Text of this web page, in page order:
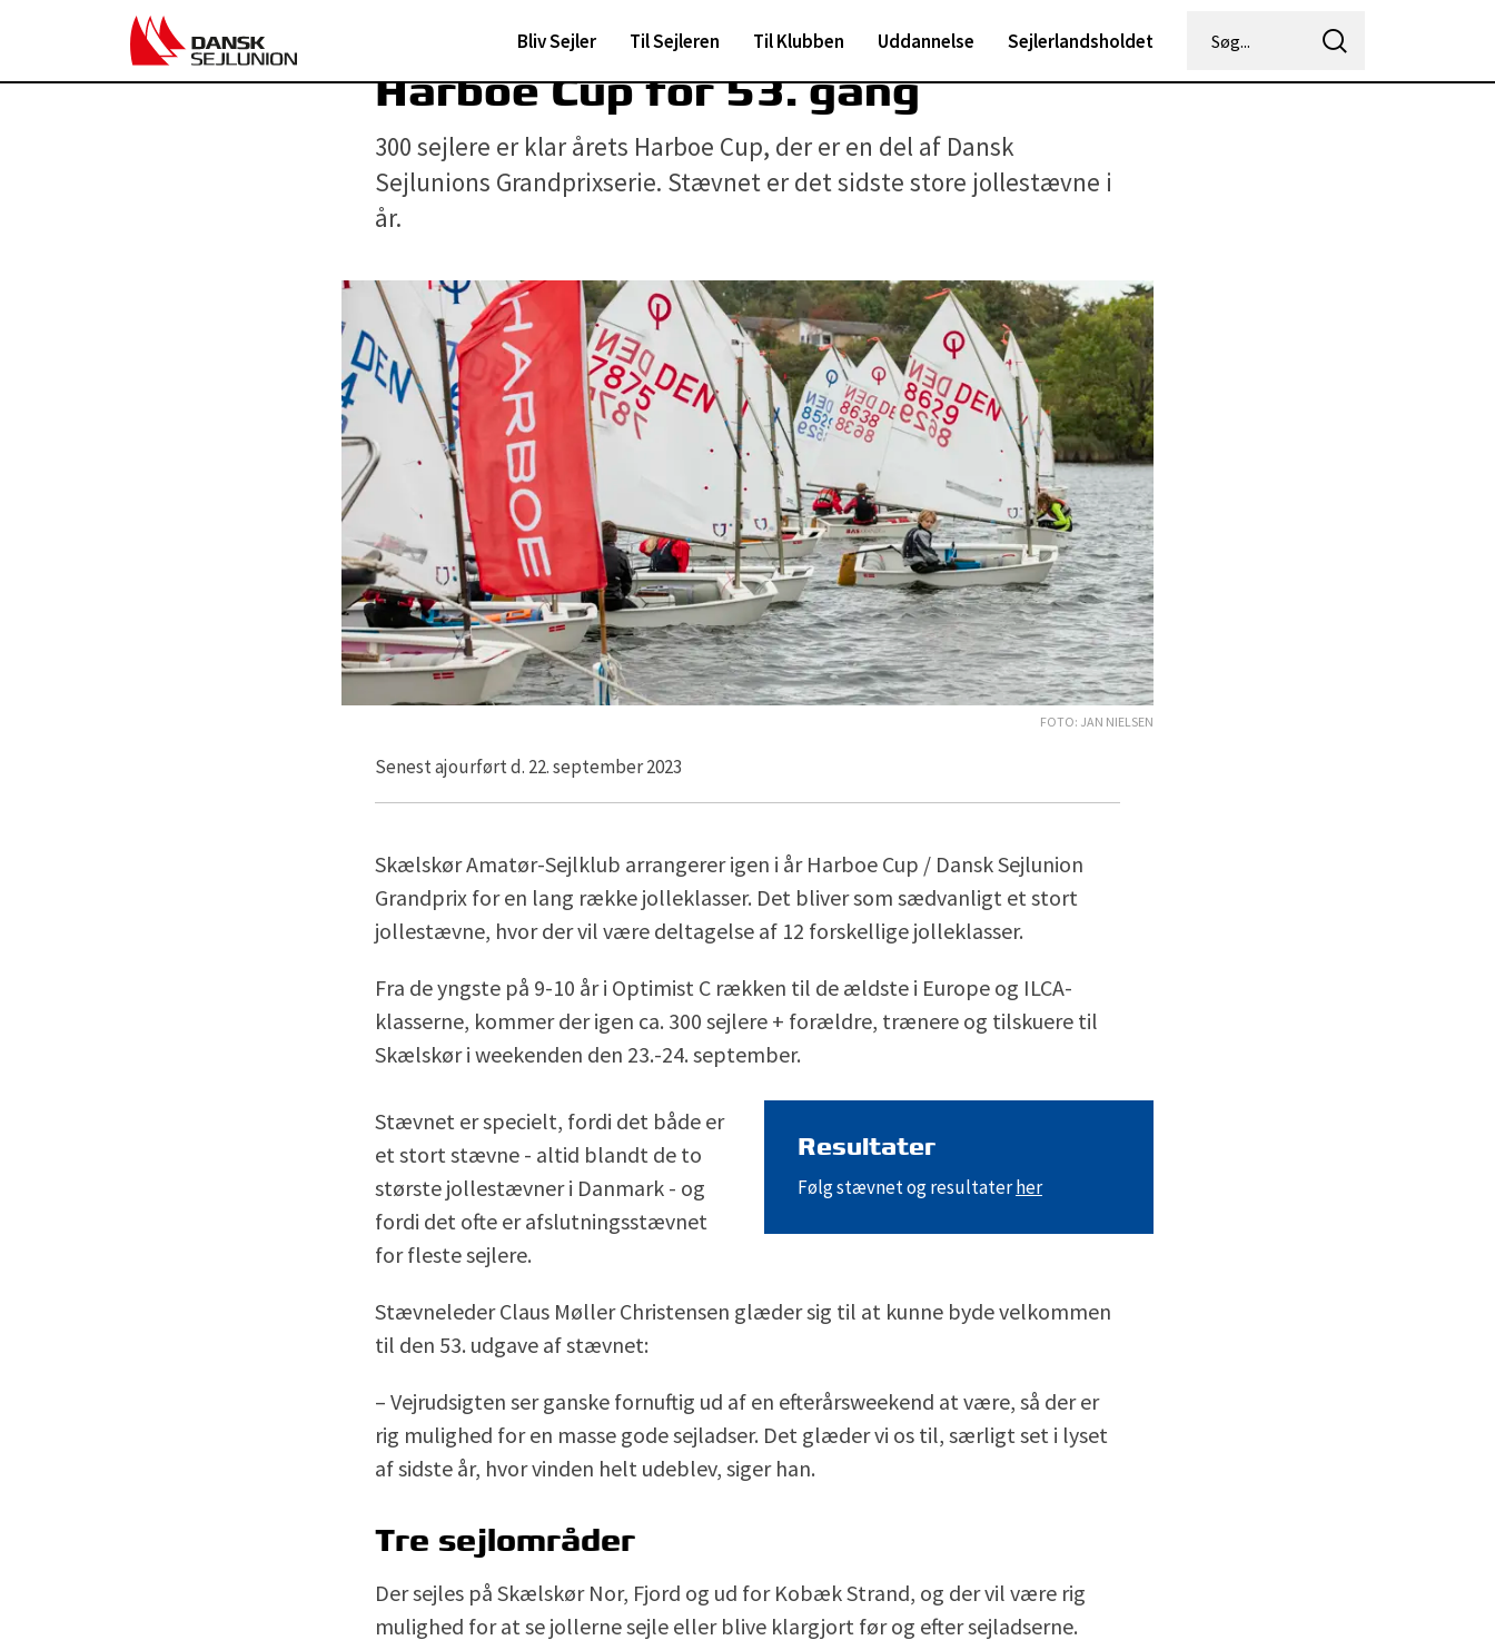
Bliv Sejler Til Sejleren Til Klubben Uddannelse Sejlerlandsholdet
Harboe Cup for 53. gang
300 sejlere er klar årets Harboe Cup, der er en del af Dansk
Sejlunions Grandprixserie. Stævnet er det sidste store jollestævne i
år.
Foto: Jan Nielsen
Senest ajourført d. 22. september 2023
Skælskør Amatør-Sejlklub arrangerer igen i år Harboe Cup / Dansk Sejlunion
Grandprix for en lang række jolleklasser. Det bliver som sædvanligt et stort
jollestævne, hvor der vil være deltagelse af 12 forskellige jolleklasser.
Fra de yngste på 9-10 år i Optimist C rækken til de ældste i Europe og ILCA-
klasserne, kommer der igen ca. 300 sejlere + forældre, trænere og tilskuere til
Skælskør i weekenden den 23.-24. september.
Resultater
Følg stævnet og resultaterher
Stævnet er specielt, fordi det både er
et stort stævne - altid blandt de to
største jollestævner i Danmark - og
fordi det ofte er afslutningsstævnet
for fleste sejlere.
Stævneleder Claus Møller Christensen glæder sig til at kunne byde velkommen
til den 53. udgave af stævnet:
– Vejrudsigten ser ganske fornuftig ud af en efterårsweekend at være, så der er
rig mulighed for en masse gode sejladser. Det glæder vi os til, særligt set i lyset
af sidste år, hvor vinden helt udeblev, siger han.
Tre sejlområder
Der sejles på Skælskør Nor, Fjord og ud for Kobæk Strand, og der vil være rig
mulighed for at se jollerne sejle eller blive klargjort før og efter sejladserne.